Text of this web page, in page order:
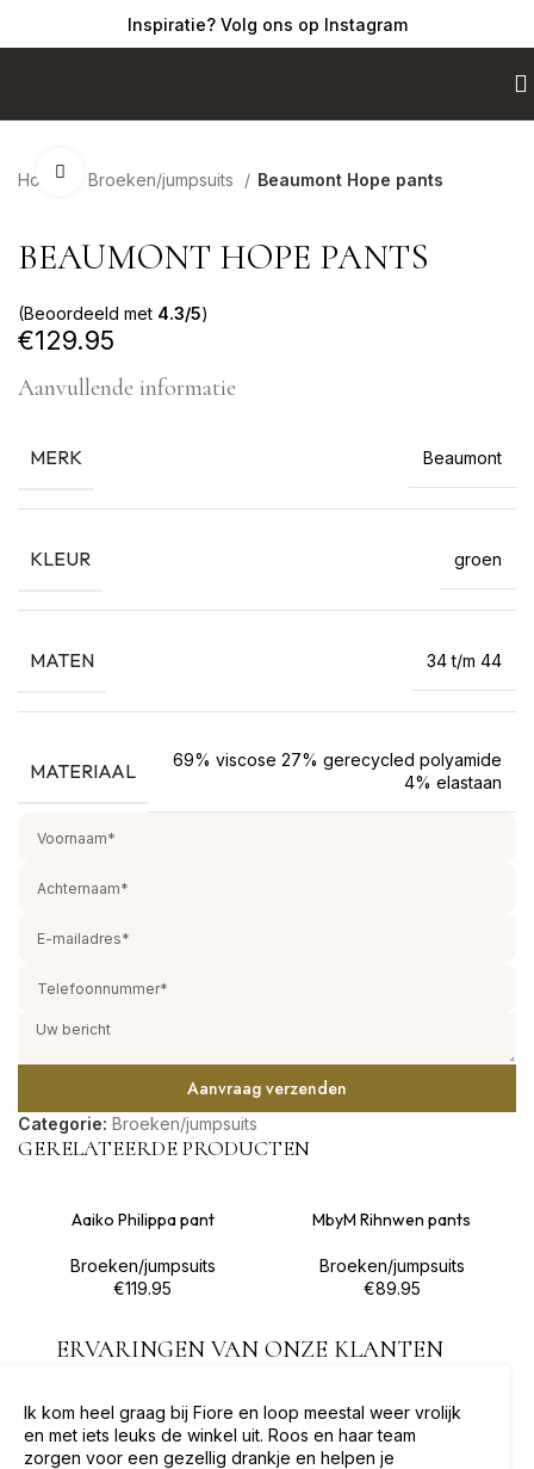
Inspiratie? Volg ons op Instagram
Home Broeken/jumpsuits Beaumont Hope pants
Click to enlarge
BEAUMONT HOPE PANTS
(Beoordeeld met 4.3/5)
€129.95
Aanvullende informatie
MERK Beaumont
KLEUR groen
MATEN 34 t/m 44
MATERIAAL
69% viscose 27% gerecycled polyamide
4% elastaan
Aanvraag verzenden
Categorie: Broeken/jumpsuits
GERELATEERDE PRODUCTEN
Aaiko Philippa pant
Broeken/jumpsuits
€119.95
MbyM Rihnwen pants
Broeken/jumpsuits
€89.95
ERVARINGEN VAN ONZE KLANTEN
Ik kom heel graag bij Fiore en loop meestal weer vrolijk
en met iets leuks de winkel uit. Roos en haar team
zorgen voor een gezellig drankje en helpen je